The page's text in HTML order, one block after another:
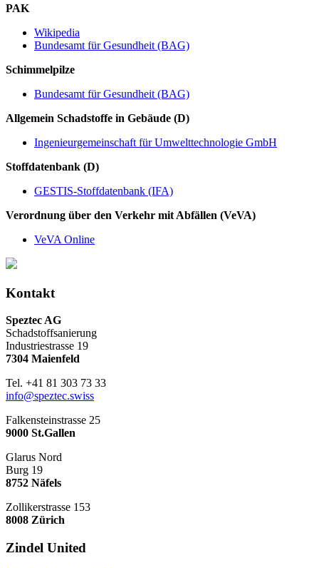
PAK
Wikipedia
Bundesamt für Gesundheit (BAG)
Schimmelpilze
Bundesamt für Gesundheit (BAG)
Allgemein Schadstoffe in Gebäude (D)
Ingenieurgemeinschaft für Umwelttechnologie GmbH
Stoffdatenbank (D)
GESTIS-Stoffdatenbank (IFA)
Verordnung über den Verkehr mit Abfällen (VeVA)
VeVA Online
Kontakt
Speztec AG
Schadstoffsanierung
Industriestrasse 19
7304 Maienfeld
Tel. +41 81 303 73 33
info@speztec.swiss
Falkensteinstrasse 25
9000 St.Gallen
Glarus Nord
Burg 19
8752 Näfels
Zollikerstrasse 153
8008 Zürich
Zindel United